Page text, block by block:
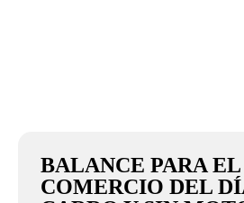
BALANCE PARA EL
COMERCIO DEL